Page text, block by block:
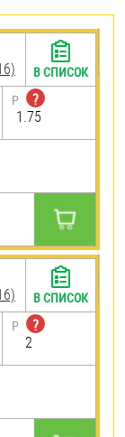
P
?
1.75
В СПИСОК
P
?
2
В СПИСОК